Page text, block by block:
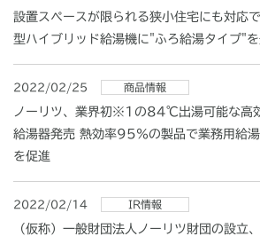
設置スペースが限られる狭小住宅にも対応
型ハイブリッド給湯機に"ふろ給湯タイプ"を
2022/02/25 商品情報
ノーリツ、業界初※1の84℃出湯可能な高
給湯器発売 熱効率95％の製品で業務用給
を促進
2022/02/14 IR情報
（仮称）一般財団法人ノーリツ財団の設立